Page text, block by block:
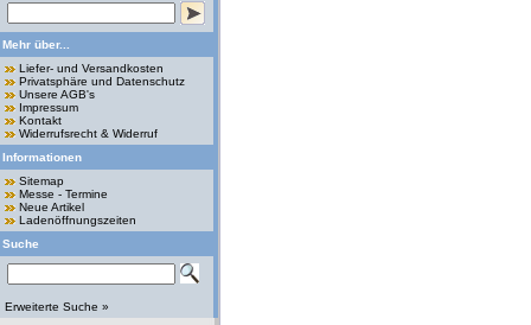
Mehr über...
Liefer- und Versandkosten
Privatsphäre und Datenschutz
Unsere AGB's
Impressum
Kontakt
Widerrufsrecht & Widerruf
Informationen
Sitemap
Messe - Termine
Neue Artikel
Ladenöffnungszeiten
Suche
Erweiterte Suche »